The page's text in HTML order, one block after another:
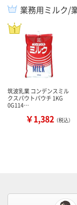
業務用ミルク/
筑波乳業 コンデンスミル
クスパウトパウチ 1KG
0G114…
￥1,382 （税込）